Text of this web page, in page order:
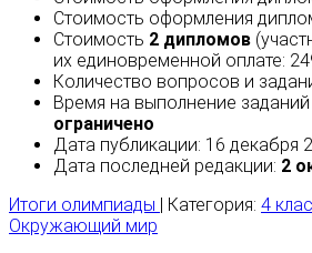
Стоимость оформления
Стоимость 2 дипломов
их единовременной оплате:
Количество вопросов и
Время на выполнение заданий
ограничено
Дата публикации: 16 декабря
Дата последней редакции: 2
Итоги олимпиады
| Категория: 4
Окружающий мир